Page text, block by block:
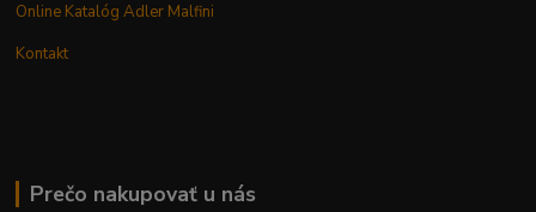
Online Katalóg Adler Malfini
Kontakt
Prečo nakupovať u nás